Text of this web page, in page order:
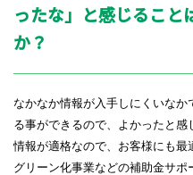
ったな」と感じること
か？
なかなか情報が入手しにくいな
る事ができるので、よかったと
情報が適格なので、お客様にも最
グリーン化事業などの補助金サ